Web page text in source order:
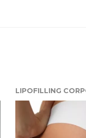
LIPOFILLING